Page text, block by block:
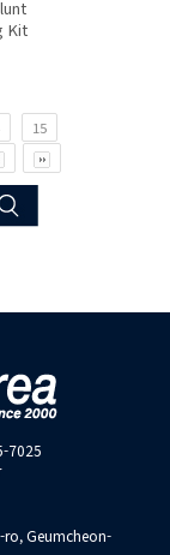
Kit
15
7025
Geumcheon-